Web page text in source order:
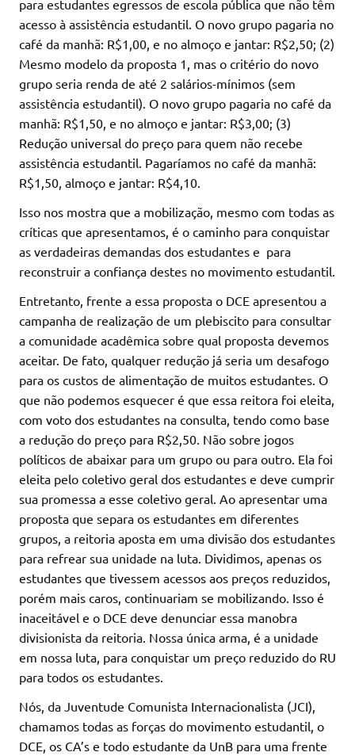
para estudantes egressos de escola pública que não têm
acesso à assistência estudantil. O novo grupo pagaria no
café da manhã: R$1,00, e no almoço e jantar: R$2,50; (2)
Mesmo modelo da proposta 1, mas o critério do novo
grupo seria renda de até 2 salários-mínimos (sem
assistência estudantil). O novo grupo pagaria no café da
manhã: R$1,50, e no almoço e jantar: R$3,00; (3)
Redução universal do preço para quem não recebe
assistência estudantil. Pagaríamos no café da manhã:
R$1,50, almoço e jantar: R$4,10.
Isso nos mostra que a mobilização, mesmo com todas as
críticas que apresentamos, é o caminho para conquistar
as verdadeiras demandas dos estudantes e para
reconstruir a confiança destes no movimento estudantil.
Entretanto, frente a essa proposta o DCE apresentou a
campanha de realização de um plebiscito para consultar
a comunidade acadêmica sobre qual proposta devemos
aceitar. De fato, qualquer redução já seria um desafogo
para os custos de alimentação de muitos estudantes. O
que não podemos esquecer é que essa reitora foi eleita,
com voto dos estudantes na consulta, tendo como base
a redução do preço para R$2,50. Não sobre jogos
políticos de abaixar para um grupo ou para outro. Ela foi
eleita pelo coletivo geral dos estudantes e deve cumprir
sua promessa a esse coletivo geral. Ao apresentar uma
proposta que separa os estudantes em diferentes
grupos, a reitoria aposta em uma divisão dos estudantes
para refrear sua unidade na luta. Dividimos, apenas os
estudantes que tivessem acessos aos preços reduzidos,
porém mais caros, continuariam se mobilizando. Isso é
inaceitável e o DCE deve denunciar essa manobra
divisionista da reitoria. Nossa única arma, é a unidade
em nossa luta, para conquistar um preço reduzido do RU
para todos os estudantes.
Nós, da Juventude Comunista Internacionalista (JCI),
chamamos todas as forças do movimento estudantil, o
DCE, os CA’s e todo estudante da UnB para uma frente